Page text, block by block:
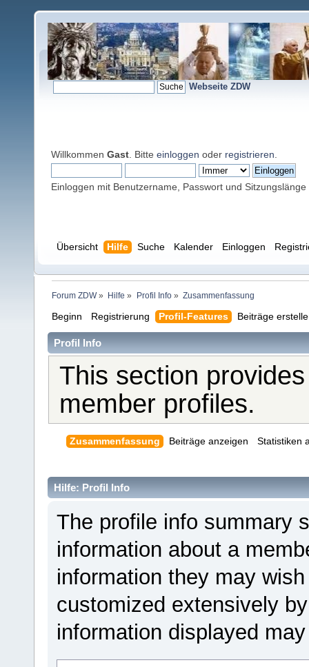
Webseite ZDW
Willkommen Gast . Bitte einloggen oder registrieren
Einloggen mit Benutzername, Passwort und Sitzungslänge
Übersicht Hilfe Suche Kalender Einloggen
Forum ZDW» Hilfe » Profil Info» Zusammenfassung
Beginn Registrierung Profil-Features Beiträge
Profil Info
This section
member profiles.
Zusammenfassung Beiträge anzeigen Statistiken
Hilfe: Profil Info
The profile info summary
information about a
information they may
customized extensively
information displayed